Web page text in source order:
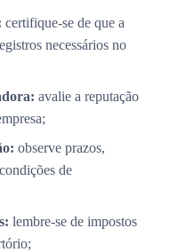
certifique-se de que a
necessários no
avalie a reputação
observe prazos,
de
lembre-se de impostos